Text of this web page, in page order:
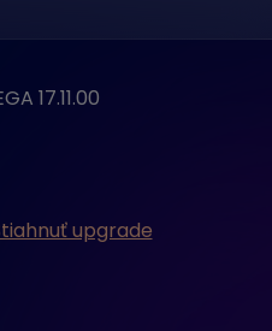
17.11.00
upgrade